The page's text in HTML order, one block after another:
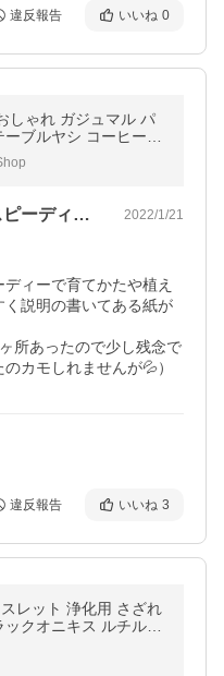
違反報告 いいね 0
しゃれ ガジュマル パ
ブルヤシ コーヒーの
ジュマルの木 観葉 植
年末年始でしたが、発送がスピーディーで… 2022/1/21
ィーで育てかたや植え
説明の書いてある紙が
所あったので少し残念で
カモしれませんが💦）
違反報告 いいね 3
レット 浄化用 さざれ
クオニキス ルチルク